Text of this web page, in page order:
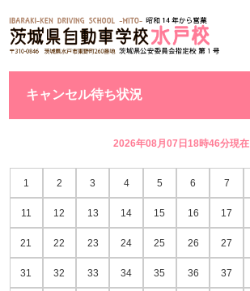
キャンセル待ち状況
2026年08月07日18時46分現在
1 2 3 4 5 6 7
11 12 13 14 15 16 17
21 22 23 24 25 26 27
31 32 33 34 35 36 37